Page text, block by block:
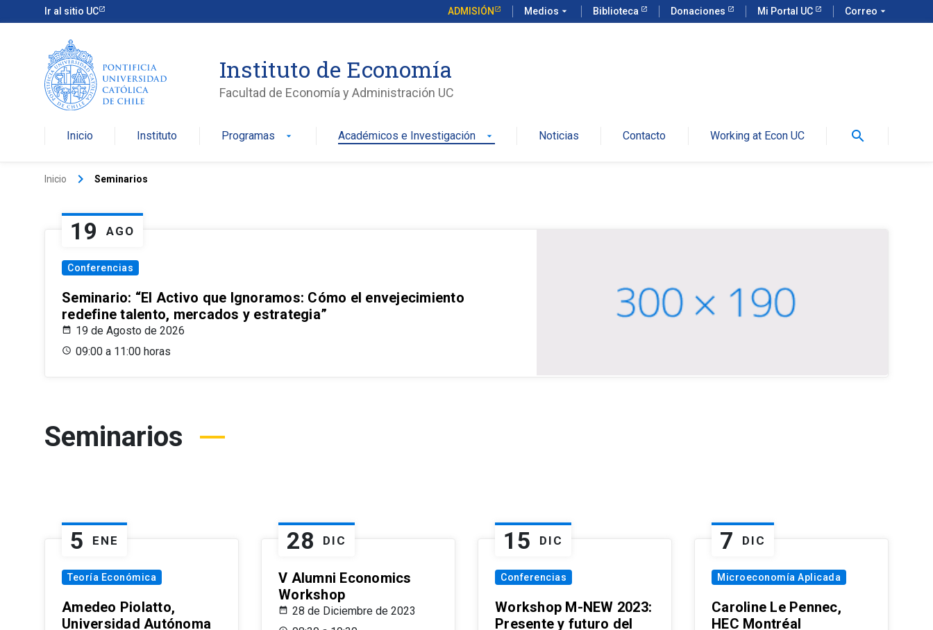
Ir al sitio UC ADMISIÓN Medios arrow_drop_down Biblioteca Donaciones Mi Portal UC Correo arrow_drop_down
Instituto de Economía
Facultad de Economía y Administración UC
Inicio Instituto Programas arrow_drop_down Académicos e Investigación arrow_drop_down Noticias Contacto Working at Econ UC search
Inicio keyboard_arrow_right Seminarios
19 AGO
Conferencias
Seminario: “El Activo que Ignoramos: Cómo el envejecimiento
redefine talento, mercados y estrategia”
19 de Agosto de 2026
09:00 a 11:00 horas
Seminarios
5 ENE
Teoría Económica
Amedeo Piolatto,
Universidad Autónoma
28 DIC
V Alumni Economics
Workshop
28 de Diciembre de 2023
15 DIC
Conferencias
Workshop M-NEW 2023:
Presente y futuro del
7 DIC
Microeconomía Aplicada
Caroline Le Pennec,
HEC Montréal